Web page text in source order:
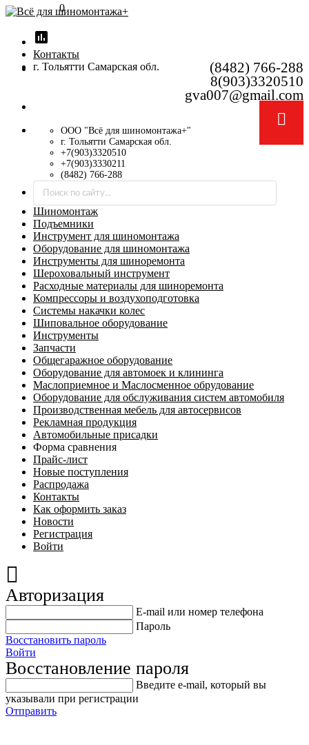
insert_chart
0
Контакты
г. Тольятти Самарская обл.
(8482) 766-288
8(903)3320510
gva007@gmail.com
ООО "Всё для шиномонтажа+"
г. Тольятти Самарская обл.
+7(903)3320510
+7(903)3330211
(8482) 766-288
Шиномонтаж
Подъемники
Инструмент для шиномонтажа
Оборудование для шиномонтажа
Инструменты для шиноремонта
Шероховальный инструмент
Расходные материалы для шиноремонта
Компрессоры и воздухоподготовка
Системы накачки колес
Шиповальное оборудование
Инструменты
Запчасти
Общегаражное оборудование
Оборудование для автомоек и клининга
Маслоприемное и Маслосменное обрудование
Оборудование для обслуживания систем автомобиля
Производственная мебель для автосервисов
Рекламная продукция
Автомобильные присадки
Форма сравнения
Прайс-лист
Новые поступления
Распродажа
Контакты
Как оформить заказ
Новости
Регистрация
Войти
Авторизация
E-mail или номер телефона
Пароль
Восстановить пароль
Войти
Восстановление пароля
Введите е-mail, который вы
указывали при регистрации
Отправить